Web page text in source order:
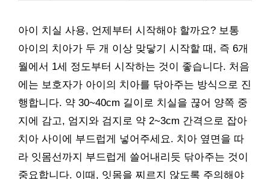
아이 치실 사용, 언제부터 시작해야 할까요? 보통
아이의 치아가 두 개 이상 맞닿기 시작할 때, 즉 6개
월에서 1세 정도부터 시작하는 것이 좋습니다. 처음
에는 보호자가 아이의 치아를 닦아주는 방식으로 진
행합니다. 약 30~40cm 길이로 치실을 끊어 양쪽 중
지에 감고, 엄지와 검지로 약 2~3cm 간격으로 잡아
치아 사이에 부드럽게 넣어주세요. 치아 옆면을 따
라 잇몸선까지 부드럽게 쓸어내리듯 닦아주는 것이
중요합니다. 이때, 잇몸을 찌르지 않도록 주의해야